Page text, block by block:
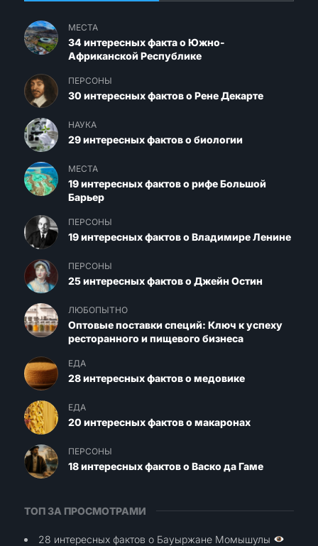
МЕСТА
34 интересных факта о Южно-
Африканской Республике
ПЕРСОНЫ
30 интересных фактов о Рене Декарте
НАУКА
29 интересных фактов о биологии
МЕСТА
19 интересных фактов о рифе Большой
Барьер
ПЕРСОНЫ
19 интересных фактов о Владимире Ленине
ПЕРСОНЫ
25 интересных фактов о Джейн Остин
ЛЮБОПЫТНО
Оптовые поставки специй: Ключ к успеху
ресторанного и пищевого бизнеса
ЕДА
28 интересных фактов о медовике
ЕДА
20 интересных фактов о макаронах
ПЕРСОНЫ
18 интересных фактов о Васко да Гаме
ТОП ЗА ПРОСМОТРАМИ
28 интересных фактов о Бауыржане Момышулы